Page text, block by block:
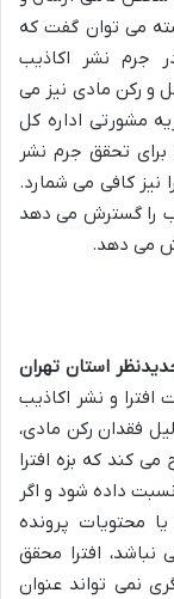
می توان گفت که
جرم نشر اکاذیب
و رکن مادی نیز می
مشورتی اداره کل
تحقق جرم نشر
نیز کافی می شمارد.
را گسترش می دهد
می دهد.
شعبه ۲۲ دادگاه تجدیدنظر استان تهران
افترا و نشر اکاذیب
فقدان رکن مادی،
کند که بزه افترا
داده شود و اگر
محتویات پرونده
افترا محقق
نمی تواند عنوان